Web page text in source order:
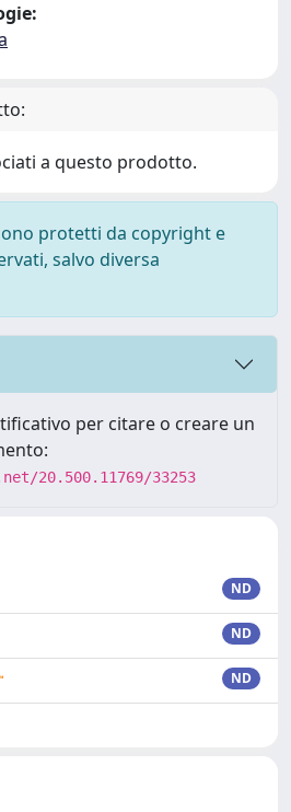
a questo prodotto.
protetti da copyright e
salvo diversa
per citare o creare un
20.500.11769/33253
ND
ND
ND